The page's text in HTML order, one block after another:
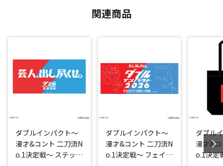
関連商品
ダブルインパクト～
漫才&コント 二刀流N
o.1決定戦～ ステッカ
ダブルインパクト～
漫才&コント 二刀流N
o.1決定戦～ フェイス
ダブル
漫才&
o.1決定